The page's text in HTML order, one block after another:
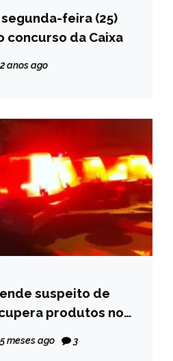
feira (25)
concurso da Caixa
2 anos ago
suspeito de
produtos no
5 meses ago 3